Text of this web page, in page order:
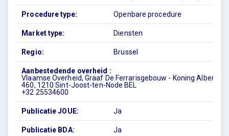
Procedure type: Openbare procedure
Market type: Diensten
Regio: Brussel
Aanbestedende overheid :
Vlaamse Overheid, Graaf De Ferrarisgebouw - Koning Albert II-
460, 1210 Sint-Joost-ten-Node BEL
+32 25534600
Publicatie JOUE: Ja
Publicatie BDA: Ja